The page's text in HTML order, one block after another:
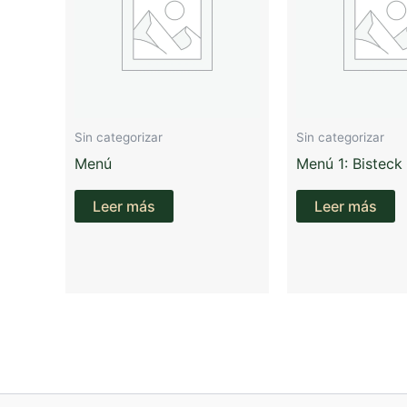
Sin categorizar
Menú
Leer más
Sin categorizar
Menú 1:
Leer más